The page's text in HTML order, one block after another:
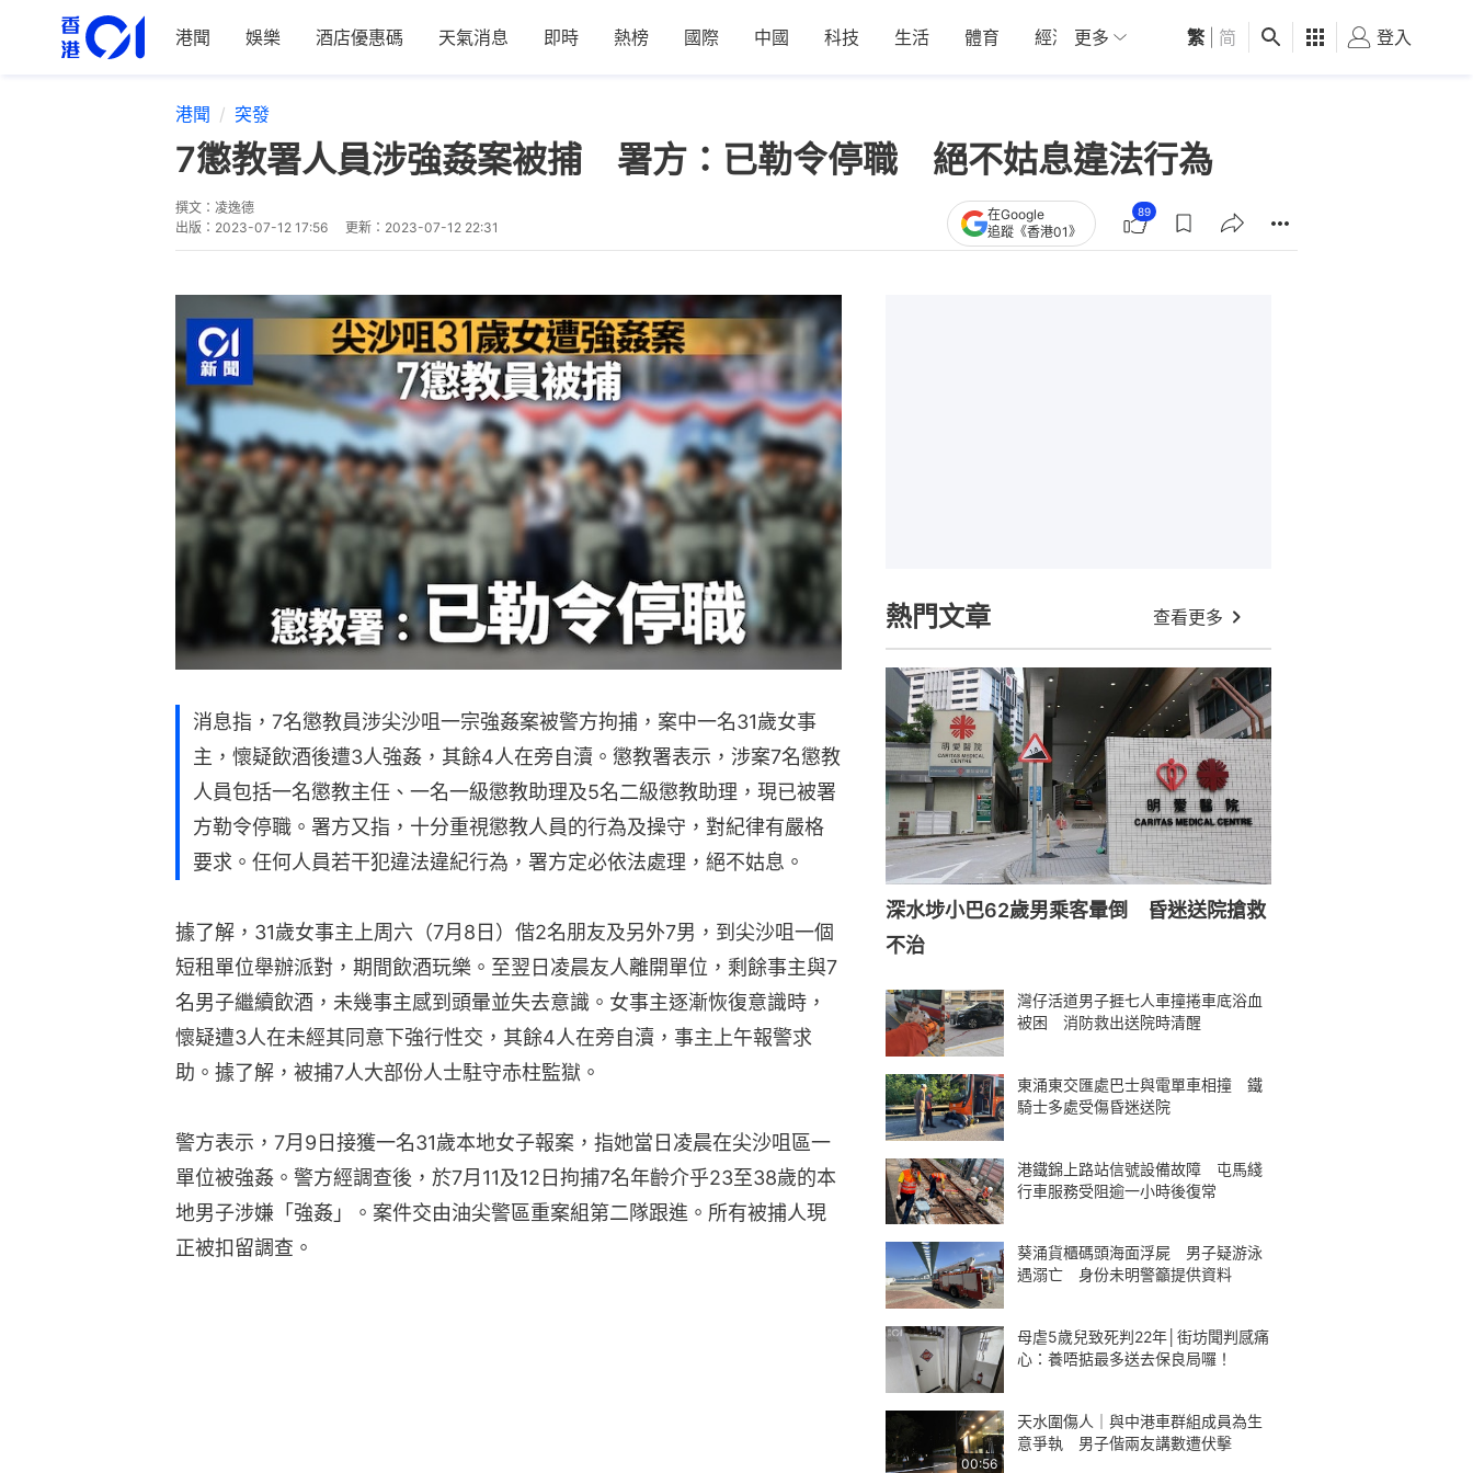
港聞 娛樂 酒店優惠碼 天氣消息 即時 熱榜 國際 中國 科技 生活 體育 經濟 01深圳 觀點 健康 好食玩飛
更多 繁 简 登入
港聞 突發
7懲教署人員涉強姦案被捕 署方：已勒令停職 絕不姑息違法行為
撰文： 凌逸德
出版： 2023-07-12 17:56 更新： 2023-07-12 22:31
在Google
追蹤《香港01》
89
消息指，7名懲教員涉尖沙咀一宗強姦案被警方拘捕，案中一名31歲女事
主，懷疑飲酒後遭3人強姦，其餘4人在旁自瀆。懲教署表示，涉案7名懲教
人員包括一名懲教主任、一名一級懲教助理及5名二級懲教助理，現已被署
方勒令停職。署方又指，十分重視懲教人員的行為及操守，對紀律有嚴格
要求。任何人員若干犯違法違紀行為，署方定必依法處理，絕不姑息。
據了解，31歲女事主上周六（7月8日）偕2名朋友及另外7男，到尖沙咀一個
短租單位舉辦派對，期間飲酒玩樂。至翌日凌晨友人離開單位，剩餘事主與7
名男子繼續飲酒，未幾事主感到頭暈並失去意識。女事主逐漸恢復意識時，
懷疑遭3人在未經其同意下強行性交，其餘4人在旁自瀆，事主上午報警求
助。據了解，被捕7人大部份人士駐守赤柱監獄。
警方表示，7月9日接獲一名31歲本地女子報案，指她當日凌晨在尖沙咀區一
單位被強姦。警方經調查後，於7月11及12日拘捕7名年齡介乎23至38歲的本
地男子涉嫌「強姦」。案件交由油尖警區重案組第二隊跟進。所有被捕人現
正被扣留調查。
熱門文章 查看更多
深水埗小巴62歲男乘客暈倒 昏迷送院搶救
不治
灣仔活道男子捱七人車撞捲車底浴血
被困 消防救出送院時清醒
東涌東交匯處巴士與電單車相撞 鐵
騎士多處受傷昏迷送院
港鐵錦上路站信號設備故障 屯馬綫
行車服務受阻逾一小時後復常
葵涌貨櫃碼頭海面浮屍 男子疑游泳
遇溺亡 身份未明警籲提供資料
母虐5歲兒致死判22年│街坊聞判感痛
心：養唔掂最多送去保良局囉！
00:56
天水圍傷人｜與中港車群組成員為生
意爭執 男子偕兩友講數遭伏擊